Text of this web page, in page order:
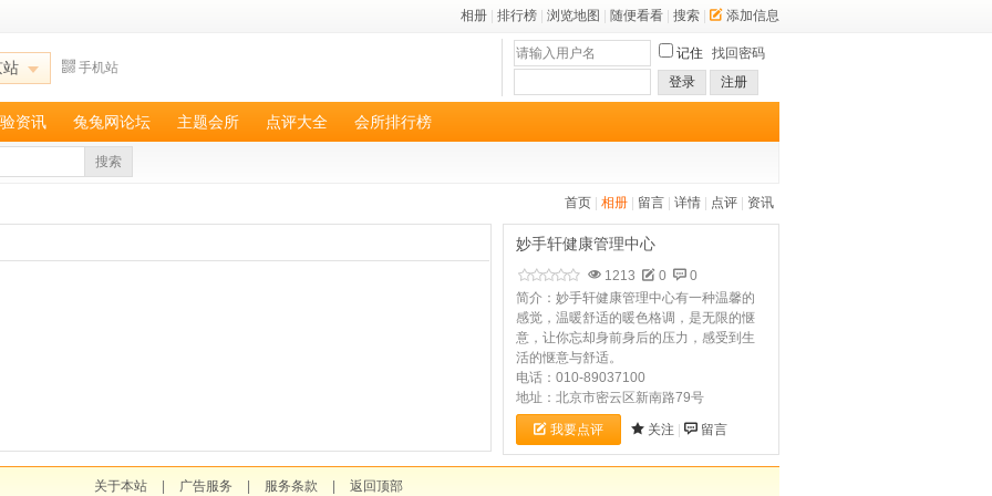
相册 排行榜 浏览地图 随便看看 搜索 添加信息
站 手机站
记住 找回密码
登录
注册
资讯 兔兔网论坛 主题会所 点评大全 会所排行榜
搜索
首页 相册 留言 详情 点评 资讯
妙手轩健康管理中心
1213 0
0
简介：妙手轩健康管理中心有一种温馨的
感觉，温暖舒适的暖色格调，是无限的惬
意，让你忘却身前身后的压力，感受到生
活的惬意与舒适。
电话：010-89037100
地址：北京市密云区新南路79号
我要点评 关注 留言
关于本站 广告服务 服务条款 返回顶部